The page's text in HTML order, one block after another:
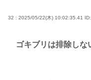
32 : 2025/05/22(木) 10:02:35.41
ゴキブリは排除しな